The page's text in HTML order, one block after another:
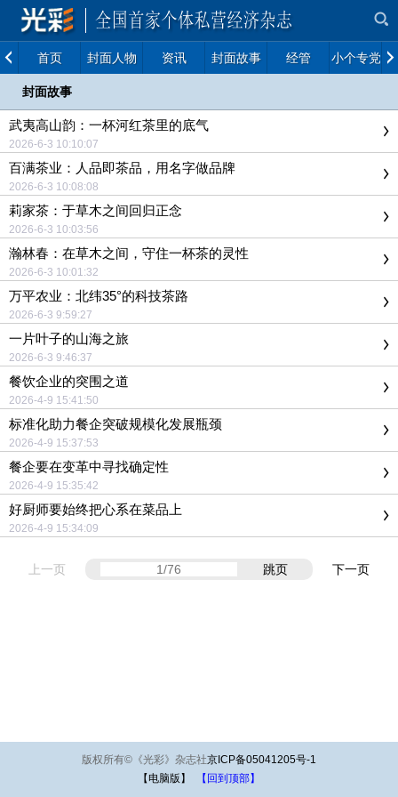
首页 封面人物 资讯 封面故事 经管 小个专党建
封面故事
武夷高山韵：一杯河红茶里的底气
2026-6-3 10:10:07
百满茶业：人品即茶品，用名字做品牌
2026-6-3 10:08:08
莉家茶：于草木之间回归正念
2026-6-3 10:03:56
瀚林春：在草木之间，守住一杯茶的灵性
2026-6-3 10:01:32
万平农业：北纬35°的科技茶路
2026-6-3 9:59:27
一片叶子的山海之旅
2026-6-3 9:46:37
餐饮企业的突围之道
2026-4-9 15:41:50
标准化助力餐企突破规模化发展瓶颈
2026-4-9 15:37:53
餐企要在变革中寻找确定性
2026-4-9 15:35:42
好厨师要始终把心系在菜品上
2026-4-9 15:34:09
上一页 跳页 下一页
版权所有© 《光彩》杂志社京ICP备05041205号-1
【电脑版】
【回到顶部】